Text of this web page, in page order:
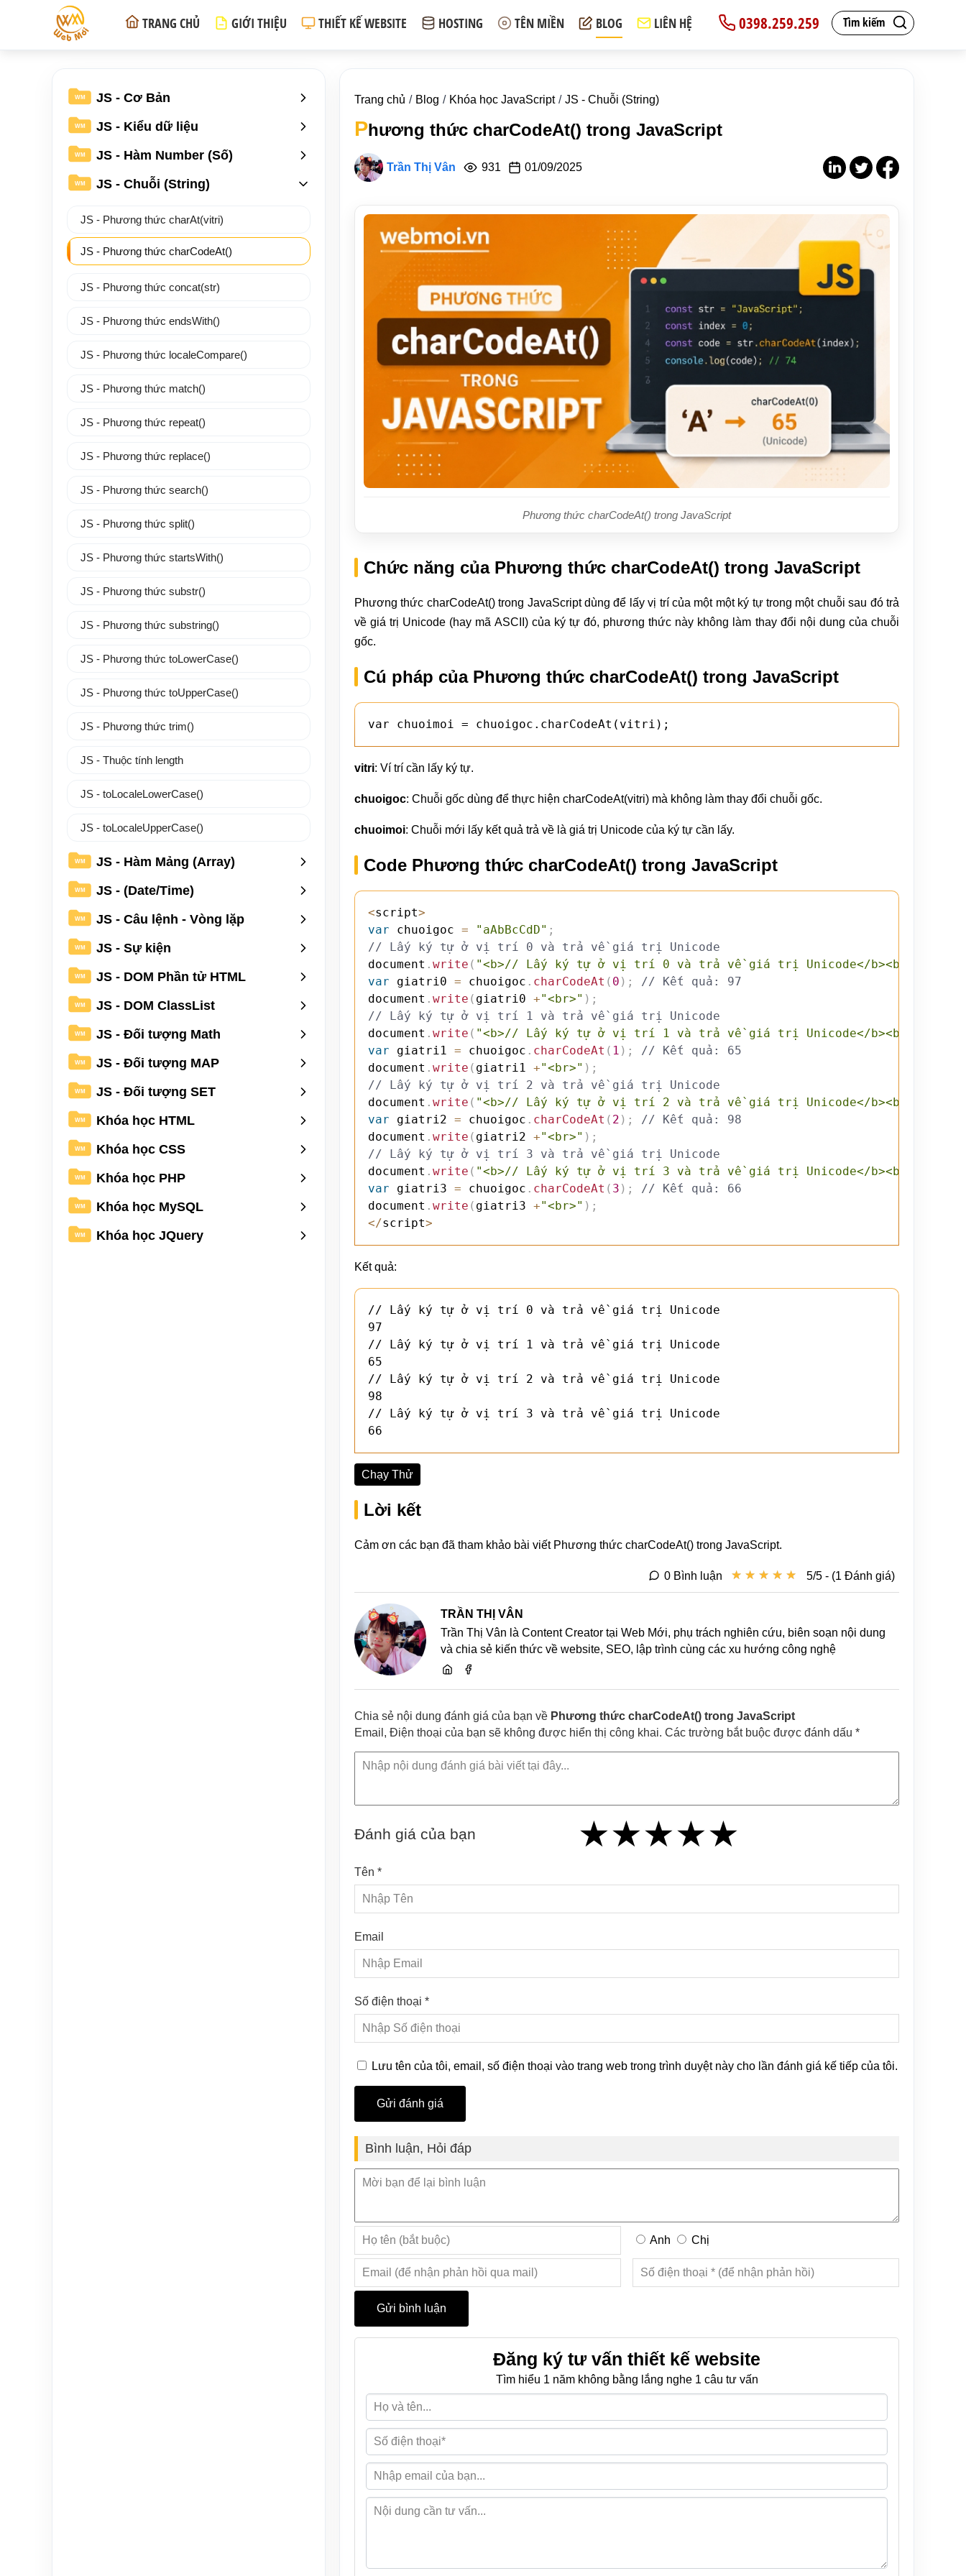
Tìm kiếm
0398.259.259
TRANG CHỦ GIỚI THIỆU THIẾT KẾ WEBSITE HOSTING TÊN MIỀN BLOG LIÊN HỆ
Trang chủ Blog Khóa học JavaScript JS - Chuỗi (String)
Phương thức charCodeAt() trong JavaScript
Trần Thị Vân 931 01/09/2025
Phương thức charCodeAt() trong JavaScript
Chức năng của Phương thức charCodeAt() trong JavaScript
Phương thức charCodeAt() trong JavaScript dùng để lấy vị trí của một một ký tự trong một chuỗi sau đó trả
về giá trị Unicode (hay mã ASCII) của ký tự đó, phương thức này không làm thay đổi nội dung của chuỗi
gốc.
Cú pháp của Phương thức charCodeAt() trong JavaScript
var chuoimoi = chuoigoc.charCodeAt(vitri);
vitri: Ví trí cần lấy ký tự.
chuoigoc: Chuỗi gốc dùng để thực hiện charCodeAt(vitri) mà không làm thay đổi chuỗi gốc.
chuoimoi: Chuỗi mới lấy kết quả trả về là giá trị Unicode của ký tự cần lấy.
Code Phương thức charCodeAt() trong JavaScript
<script>
var chuoigoc = "aAbBcCdD" ;
// Lấy ký tự ở vị trí 0 và trả về giá trị Unicode
document . write ( "<b>// Lấy ký tự ở vị trí 0 và trả về giá trị Unicode</b><br>"
var giatri0 = chuoigoc . charCodeAt ( 0 ) ;
// Kết quả: 97
document . write ( giatri0 +"<br>" ) ;
// Lấy ký tự ở vị trí 1 và trả về giá trị Unicode
document . write ( "<b>// Lấy ký tự ở vị trí 1 và trả về giá trị Unicode</b><br>"
var giatri1 = chuoigoc . charCodeAt ( 1 ) ;
// Kết quả: 65
document . write ( giatri1 +"<br>" ) ;
// Lấy ký tự ở vị trí 2 và trả về giá trị Unicode
document . write ( "<b>// Lấy ký tự ở vị trí 2 và trả về giá trị Unicode</b><br>"
var giatri2 = chuoigoc . charCodeAt ( 2 ) ;
// Kết quả: 98
document . write ( giatri2 +"<br>" ) ;
// Lấy ký tự ở vị trí 3 và trả về giá trị Unicode
document . write ( "<b>// Lấy ký tự ở vị trí 3 và trả về giá trị Unicode</b><br>"
var giatri3 = chuoigoc . charCodeAt ( 3 ) ;
// Kết quả: 66
document . write ( giatri3 +"<br>" ) ;
</script>
Kết quả:
// Lấy ký tự ở vị trí 0 và trả về giá trị Unicode
97
// Lấy ký tự ở vị trí 1 và trả về giá trị Unicode
65
// Lấy ký tự ở vị trí 2 và trả về giá trị Unicode
98
// Lấy ký tự ở vị trí 3 và trả về giá trị Unicode
66
Chạy Thử
Lời kết
Cảm ơn các bạn đã tham khảo bài viết Phương thức charCodeAt() trong JavaScript.
★ ★ ★ ★ ★
★ ★ ★ ★ ★ 5/5 - (1 Đánh giá)
0 Bình luận
TRẦN THỊ VÂN
Trần Thị Vân là Content Creator tại Web Mới, phụ trách nghiên cứu, biên soạn nội dung
và chia sẻ kiến thức về website, SEO, lập trình cùng các xu hướng công nghệ
Chia sẻ nội dung đánh giá của bạn về Phương thức charCodeAt() trong JavaScript
Email, Điện thoại của bạn sẽ không được hiển thị công khai. Các trường bắt buộc được đánh dấu *
Đánh giá của bạn ★
★★
★★★
★★★★
★★★★★
Tên *
Email
Số điện thoại *
Lưu tên của tôi, email, số điện thoại vào trang web trong trình duyệt này cho lần đánh giá kế tiếp của tôi.
Bình luận, Hỏi đáp
Anh Chị
Đăng ký tư vấn thiết kế website
Tìm hiểu 1 năm không bằng lắng nghe 1 câu tư vấn
WM JS - Cơ Bản
WM JS - Kiểu dữ liệu
WM JS - Hàm Number (Số)
WM JS - Chuỗi (String)
JS - Phương thức charAt(vitri)
JS - Phương thức charCodeAt()
JS - Phương thức concat(str)
JS - Phương thức endsWith()
JS - Phương thức localeCompare()
JS - Phương thức match()
JS - Phương thức repeat()
JS - Phương thức replace()
JS - Phương thức search()
JS - Phương thức split()
JS - Phương thức startsWith()
JS - Phương thức substr()
JS - Phương thức substring()
JS - Phương thức toLowerCase()
JS - Phương thức toUpperCase()
JS - Phương thức trim()
JS - Thuộc tính length
JS - toLocaleLowerCase()
JS - toLocaleUpperCase()
WM JS - Hàm Mảng (Array)
WM JS - (Date/Time)
WM JS - Câu lệnh - Vòng lặp
WM JS - Sự kiện
WM JS - DOM Phần tử HTML
WM JS - DOM ClassList
WM JS - Đối tượng Math
WM JS - Đối tượng MAP
WM JS - Đối tượng SET
WM Khóa học HTML
WM Khóa học CSS
WM Khóa học PHP
WM Khóa học MySQL
WM Khóa học JQuery